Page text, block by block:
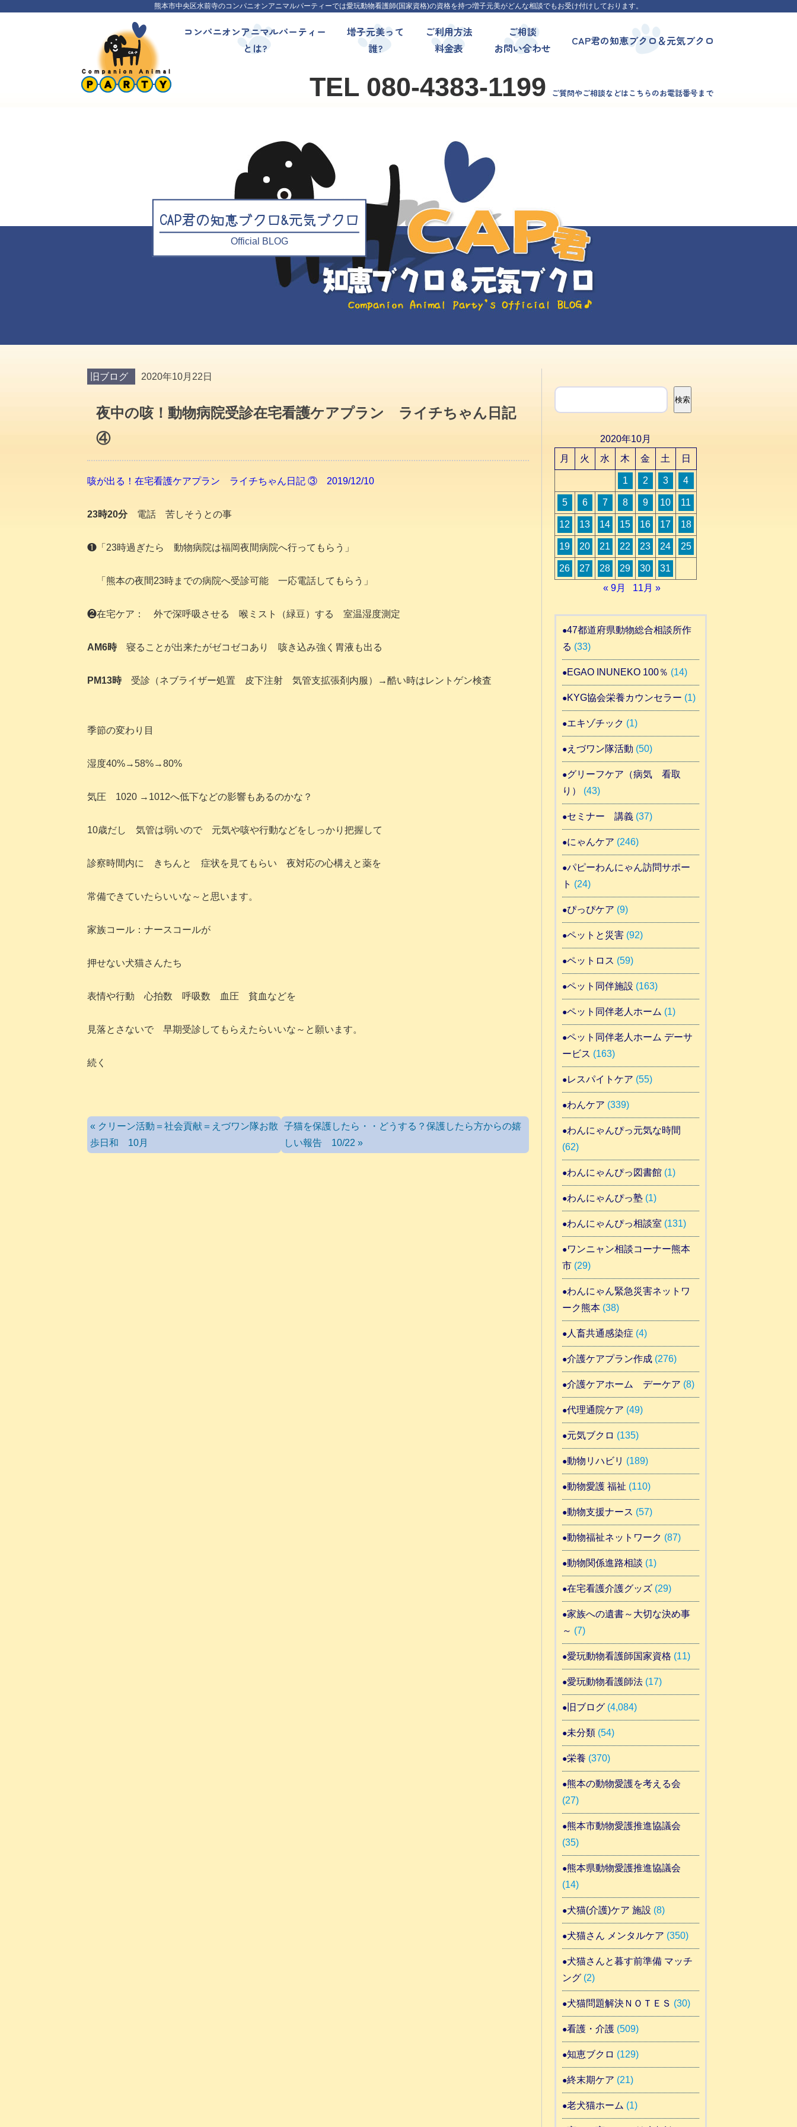
熊本市中央区水前寺のコンパニオンアニマルパーティーでは愛玩動物看護師(国家資格)の資格を持つ増子元美がどんな相談でもお受け付けしております。
コンパニオンアニマルパーティー
とは?
増子元美って
誰?
ご利用方法
料金表
ご相談
お問い合わせ
CAP君の知恵ブクロ＆元気ブクロ
TEL 080-4383-1199 ご質問やご相談などはこちらのお電話番号まで
CAP君の知恵ブクロ&元気ブクロ
Official BLOG
旧ブログ 2020年10月22日
夜中の咳！動物病院受診在宅看護ケアプラン ライチちゃん日記
④
咳が出る！在宅看護ケアプラン ライチちゃん日記 ③ 2019/12/10
23時20分電話 苦しそうとの事
❶「23時過ぎたら 動物病院は福岡夜間病院へ行ってもらう」
「熊本の夜間23時までの病院へ受診可能 一応電話してもらう」
❷在宅ケア： 外で深呼吸させる 喉ミスト（緑豆）する 室温湿度測定
AM6時 寝ることが出来たがゼコゼコあり 咳き込み強く胃液も出る
PM13時受診（ネブライザー処置 皮下注射 気管支拡張剤内服）→酷い時はレントゲン検査
季節の変わり目
湿度40%→58%→80%
気圧 1020 →1012へ低下などの影響もあるのかな？
10歳だし 気管は弱いので 元気や咳や行動などをしっかり把握して
診察時間内に きちんと 症状を見てもらい 夜対応の心構えと薬を
常備できていたらいいな～と思います。
家族コール：ナースコールが
押せない犬猫さんたち
表情や行動 心拍数 呼吸数 血圧 貧血などを
見落とさないで 早期受診してもらえたらいいな～と願います。
続く
« クリーン活動＝社会貢献＝えづワン隊お散
歩日和 10月
子猫を保護したら・・どうする？保護したら方からの嬉
しい報告 10/22 »
検索
検索
2020年10月
月
火 水 木 金 土 日
1 2 3 4
5 6 7 8 9 10 11
12 13 14 15 16 17 18
19 20 21 22 23 24 25
26 27 28 29 30
31
« 9月
11月 »
47都道府県動物総合相談所作
る (33)
EGAO INUNEKO 100％ (14)
KYG協会栄養カウンセラー (1)
エキゾチック (1)
えづワン隊活動 (50)
グリーフケア（病気 看取
り）
(43)
セミナー 講義(37)
にゃんケア (246)
パピーわんにゃん訪問サポー
ト (24)
ぴっぴケア (9)
ペットと災害(92)
ペットロス (59)
ペット同伴施設 (163)
ペット同伴老人ホーム (1)
ペット同伴老人ホーム デーサ
ービス (163)
レスパイトケア (55)
わんケア (339)
わんにゃんぴっ元気な時間
(62)
わんにゃんぴっ図書館(1)
わんにゃんぴっ塾(1)
わんにゃんぴっ相談室 (131)
ワンニャン相談コーナー熊本
市(29)
わんにゃん緊急災害ネットワ
ーク熊本(38)
人畜共通感染症 (4)
介護ケアプラン作成(276)
介護ケアホーム デーケア (8)
代理通院ケア (49)
元気ブクロ (135)
動物リハビリ (189)
動物愛護 福祉 (110)
動物支援ナース (57)
動物福祉ネットワーク (87)
動物関係進路相談 (1)
在宅看護介護グッズ(29)
家族への遺書～大切な決め事
～ (7)
愛玩動物看護師国家資格 (11)
愛玩動物看護師法(17)
旧ブログ(4,084)
未分類(54)
栄養 (370)
熊本の動物愛護を考える会
(27)
熊本市動物愛護推進協議会
(35)
熊本県動物愛護推進協議会
(14)
犬猫(介護)ケア 施設 (8)
犬猫さん メンタルケア (350)
犬猫さんと暮す前準備 マッチ
ング(2)
犬猫問題解決ＮＯＴＥＳ (30)
看護・介護(509)
知恵ブクロ (129)
終末期ケア (21)
老犬猫ホーム (1)